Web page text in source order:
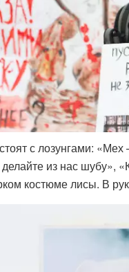
с лозунгами:
из нас шубу»,
костюме лисы. В